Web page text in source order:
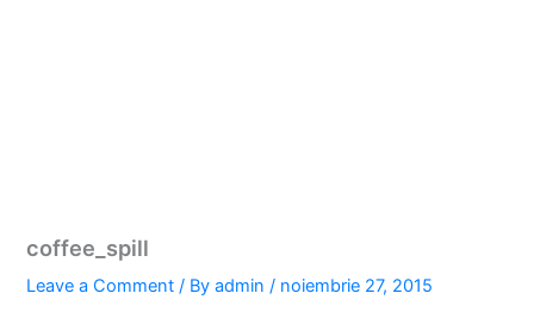
coffee_spill
Leave a Comment / Byadmin/ noiembrie 27, 2015